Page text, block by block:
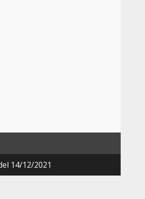
14/12/2021